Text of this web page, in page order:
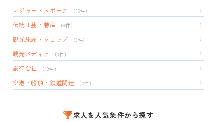
レジャー・スポーツ （16件）
伝統工芸・特産 （8件）
観光施設・ショップ （8件）
観光メディア （3件）
旅行会社 （10件）
空港・船舶・鉄道関連 （2件）
求人を人気条件から探す